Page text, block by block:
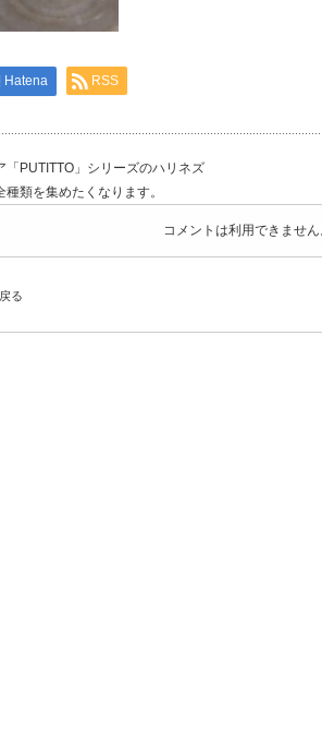
Hatena RSS
「PUTITTO」シリーズのハリネズ
種類を集めたくなります。
コメントは利用できませ
る